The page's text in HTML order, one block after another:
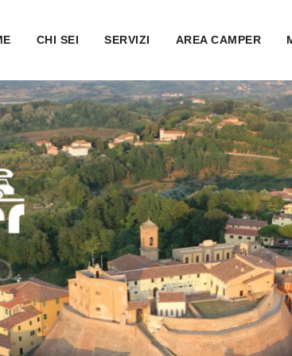
CHI SEI SERVIZI AREA CAMPER